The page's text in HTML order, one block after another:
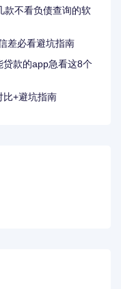
款不看负债查询的软
差必看避坑指南
贷款的app急看这8个
比+避坑指南